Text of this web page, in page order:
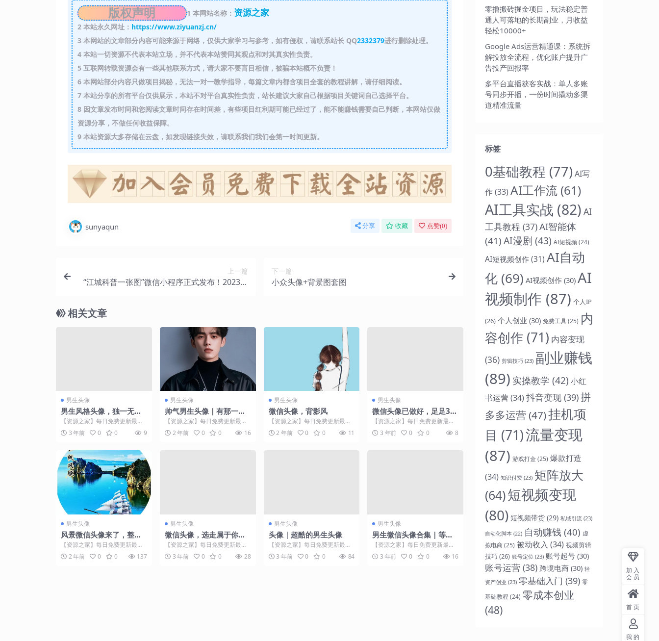
版权声明 1 本网站名称： 资源之家
2本站永久网址： https://www.ziyuanzj.cn/
3本网站的文章部分内容可能来源于网络，仅供大家学习与参考，如有侵权，请联系站长 QQ2332379进行删除处理。
4本站一切资源不代表本站立场，并不代表本站赞同其观点和对其真实性负责。
5互联网转载资源会有一些其他联系方式，请大家不要盲目相信，被骗本站概不负责！
6本网站部分内容只做项目揭秘，无法一对一教学指导，每篇文章内都含项目全套的教程讲解，请仔细阅读。
7本站分享的所有平台仅供展示，本站不对平台真实性负责，站长建议大家自己根据项目关键词自己选择平台。
8因文章发布时间和您阅读文章时间存在时间差，有些项目红利期可能已经过了，能不能赚钱需要自己判断，本网站仅做
资源分享，不做任何收益保障。
9本站资源大多存储在云盘，如发现链接失效，请联系我们我们会第一时间更新。
sunyaqun 分享 收藏 点赞(0)
上一篇
“江城科普一张图”微信小程序正式发布！2023年
下一篇
小众头像+背景图套图
相关文章
男生头像
男生风格头像，独一无二
也是一种幸运
【资源之家】每日免费更新最热
门的副业项目资源 【资源之家】
每日免费更新最热门的副...
3 年前 0 0 9
男生头像
帅气男生头像｜有那一瞬
间让你感到想要放弃
【资源之家】每日免费更新最热
门的副业项目资源 #有那一瞬间
让你感到想要放弃# 【...
2 年前 0 0 16
男生头像
微信头像，背影风
【资源之家】每日免费更新最热
门的副业项目资源 【资源之家】
每日免费更新最热门的副...
2 年前 0 0 11
男生头像
微信头像已做好，足足30
张
【资源之家】每日免费更新最热
门的副业项目资源 【资源之家】
每日免费更新最热门的副...
3 年前 0 0 8
男生头像
风景微信头像来了，整整2
5张
【资源之家】每日免费更新最热
门的副业项目资源 【资源之家】
每日免费更新最热门的副...
2 年前 0 0 137
男生头像
微信头像，选走属于你的
那一款
【资源之家】每日免费更新最热
门的副业项目资源 喜欢请点赞关
注！拿图请吱一声- ̀...
3 年前 0 0 28
男生头像
头像｜超酷的男生头像
【资源之家】每日免费更新最热
门的副业项目资源 【资源之家】
每日免费更新最热门的副...
3 年前 0 0 84
男生头像
男生微信头像合集｜等风
的日子。
【资源之家】每日免费更新最热
门的副业项目资源 【资源之家】
每日免费更新最热门的副...
3 年前 0 0 16
零撸搬砖掘金项目，玩法稳定普
通人可落地的长期副业，月收益
轻松10000+
Google Ads运营精通课：系统拆
解投放全流程，优化账户提升广
告投产回报率
多平台直播获客实战：单人多账
号同步开播，一份时间撬动多渠
道精准流量
标签
0基础教程 (77) AI写
作(33)AI工作流 (61)
AI工具实战 (82) AI
工具教程 (37)AI智能体
(41)AI漫剧 (43) AI短视频(24)
AI短视频创作(31) AI自动
化 (69) AI视频创作 (30) AI
视频制作 (87) 个人IP
(26) 个人创业 (30) 免费工具(25) 内
容创作 (71) 内容变现
(36) 剪辑技巧 (23) 副业赚钱
(89) 实操教学 (42) 小红
书运营(34)抖音变现 (39)拼
多多运营 (47)挂机项
目 (71)流量变现
(87) 游戏打金(25) 爆款打造
(34) 知识付费 (23) 矩阵放大
(64)短视频变现
(80) 短视频带货 (29) 私域引流 (23)
自动化脚本 (22) 自动赚钱 (40) 虚
拟电商(25) 被动收入 (34) 视频剪辑
技巧(26) 账号定位 (23) 账号起号 (30)
账号运营 (38) 跨境电商 (30) 轻
资产创业 (23) 零基础入门 (39) 零
基础教程 (24) 零成本创业
(48)
加入
会员
首页
我的